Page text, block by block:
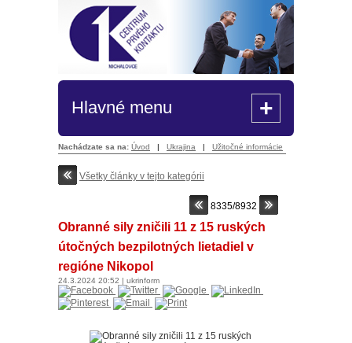
Hlavné menu +
Nachádzate sa na: Úvod | Ukrajina | Užitočné informácie
Všetky články v tejto kategórii
8335/8932
Obranné sily zničili 11 z 15 ruských
útočných bezpilotných lietadiel v
regióne Nikopol
24.3.2024 20:52 | ukrinform